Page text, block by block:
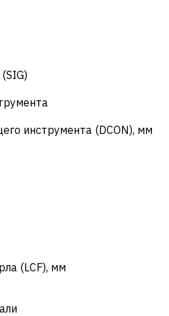
инструмента (DCON), мм
(LCF), мм